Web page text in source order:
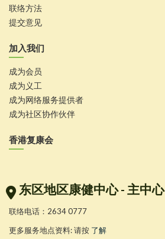
联络方法
提交意见
加入我们
成为会员
成为义工
成为网络服务提供者
成为社区协作伙伴
香港复康会
东区地区康健中心 - 主中心
联络电话：2634 0777
更多服务地点资料: 请按 了解